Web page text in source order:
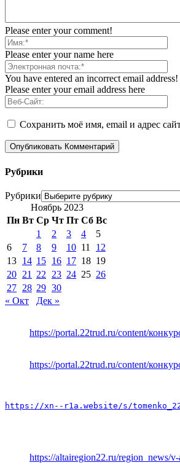
Please enter your comment!
Please enter your name here
You have entered an incorrect email address!
Please enter your email address here
Сохранить моё имя, email и адрес
Рубрики
Рубрики
Ноябрь 2023
Пн Вт Ср Чт Пт Сб Вс
1
2 3 4
5
6
7 8 9 10 11
12
13 14 15 16 17 18 19
20 21 22 23 24 25 26
27 28 29 30
« Окт
Дек »
https://portal.22trud.ru/content/
https://portal.22trud.ru/content/
https://xn--r1a.website/s/
https://altairegion22.ru/region_news/